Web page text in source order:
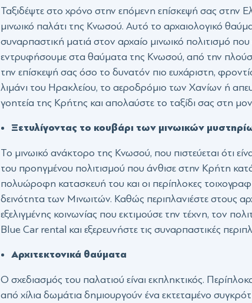
Ταξιδέψτε στο χρόνο στην επόμενη επίσκεψή σας στην
μινωικό παλάτι της Κνωσού. Αυτό το αρχαιολογικό
συναρπαστική ματιά στον αρχαίο μινωικό πολιτισμό
εντρυφήσουμε στα θαύματα της Κνωσού, από την πλούσια
την επίσκεψή σας όσο το δυνατόν πιο ευχάριστη,
λιμάνι του Ηρακλείου, το αεροδρόμιο των Χανίων ή
γοητεία της Κρήτης και απολαύστε το ταξίδι σας στη
Ξετυλίγοντας το κουβάρι των μινωικών
Το μινωικό ανάκτορο της Κνωσού, που πιστεύεται ότι
του προηγμένου πολιτισμού που άνθισε στην Κρήτη
πολυώροφη κατασκευή του και οι περίπλοκες
δεινότητα των Μινωιτών. Καθώς περιπλανιέστε στους
εξελιγμένης κοινωνίας που εκτιμούσε την τέχνη, τον
Blue Car rental και εξερευνήστε τις συναρπαστικές
Αρχιτεκτονικά θαύματα
Ο σχεδιασμός του παλατιού είναι εκπληκτικός.
από χίλια δωμάτια δημιουργούν ένα εκτεταμένο